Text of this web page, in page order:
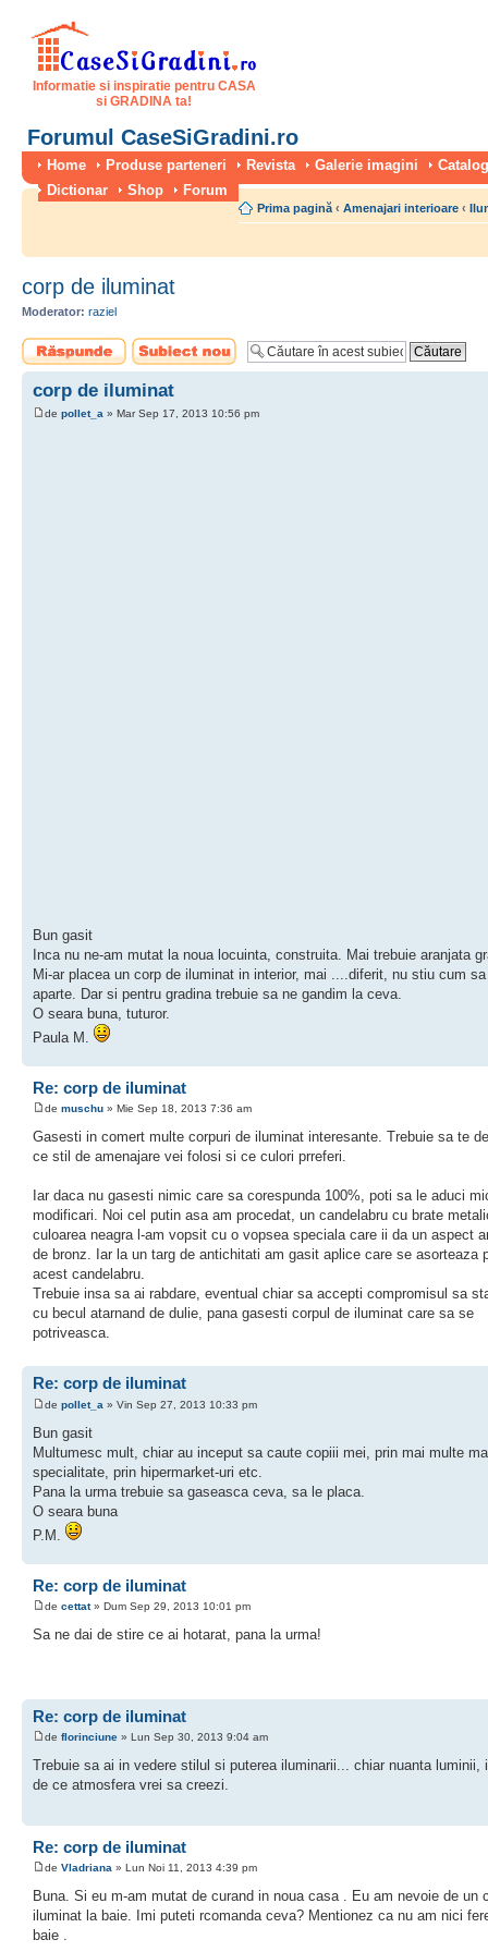
Informatie si inspiratie pentru CASA
si GRADINA ta!
Forumul CaseSiGradini.ro
Home Produse parteneri Revista Galerie imagini
Dictionar
Shop Forum
Prima pagină ‹ Amenajari interioare ‹
corp de iluminat
Moderator: raziel
Scrie un răspuns
Scrie un subiect
nou
corp de iluminat
de pollet_a » Mar Sep 17, 2013 10:56 pm
Bun gasit
Inca nu ne-am mutat la noua locuinta, construita. Mai trebuie aranjata
Mi-ar placea un corp de iluminat in interior, mai ....diferit, nu stiu cum
aparte. Dar si pentru gradina trebuie sa ne gandim la ceva.
O seara buna, tuturor.
Paula M.
Re: corp de iluminat
de muschu » Mie Sep 18, 2013 7:36 am
Gasesti in comert multe corpuri de iluminat interesante. Trebuie sa te
ce stil de amenajare vei folosi si ce culori prreferi.
Iar daca nu gasesti nimic care sa corespunda 100%, poti sa le aduci
modificari. Noi cel putin asa am procedat, un candelabru cu brate
culoarea neagra l-am vopsit cu o vopsea speciala care ii da un aspect
de bronz. Iar la un targ de antichitati am gasit aplice care se asorteaza
acest candelabru.
Trebuie insa sa ai rabdare, eventual chiar sa accepti compromisul sa
cu becul atarnand de dulie, pana gasesti corpul de iluminat care sa se
potriveasca.
Re: corp de iluminat
de pollet_a » Vin Sep 27, 2013 10:33 pm
Bun gasit
Multumesc mult, chiar au inceput sa caute copiii mei, prin mai multe
specialitate, prin hipermarket-uri etc.
Pana la urma trebuie sa gaseasca ceva, sa le placa.
O seara buna
P.M.
Re: corp de iluminat
de cettat» Dum Sep 29, 2013 10:01 pm
Sa ne dai de stire ce ai hotarat, pana la urma!
Re: corp de iluminat
de florinciune » Lun Sep 30, 2013 9:04 am
Trebuie sa ai in vedere stilul si puterea iluminarii... chiar nuanta luminii,
de ce atmosfera vrei sa creezi.
Re: corp de iluminat
de Vladriana » Lun Noi 11, 2013 4:39 pm
Buna. Si eu m-am mutat de curand in noua casa . Eu am nevoie de un
iluminat la baie. Imi puteti rcomanda ceva? Mentionez ca nu am nici
baie .